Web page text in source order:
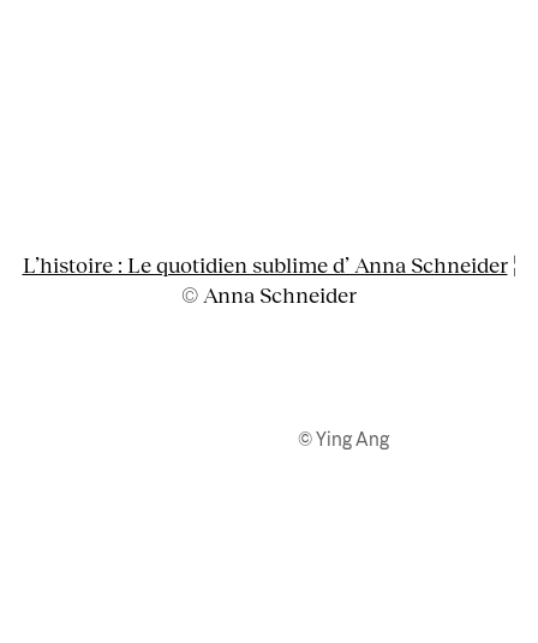
L’histoire : Le quotidien sublime d’ Anna Schneider¦
© Anna Schneider
© Ying Ang